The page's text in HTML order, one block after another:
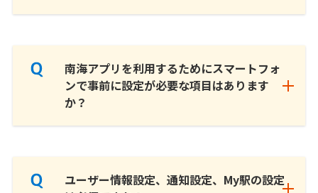
南海アプリを利用するためにスマートフォ
ンで事前に設定が必要な項目はあります
か？
ユーザー情報設定、通知設定、My駅の設定